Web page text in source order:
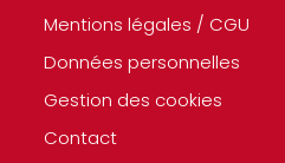
Mentions légales / CGU
Données personnelles
Gestion des cookies
Contact